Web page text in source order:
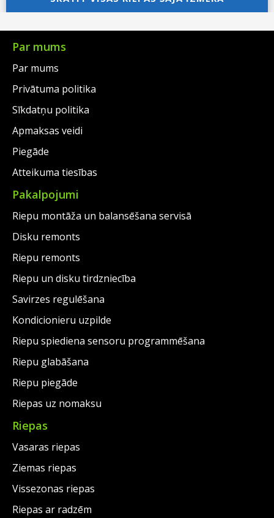
€73.00.
is:
€50.00.
Par mums
Par mums
Privātuma politika
Sīkdatņu politika
Apmaksas veidi
Piegāde
Atteikuma tiesības
Pakalpojumi
Riepu montāža un balansēšana servisā
Disku remonts
Riepu remonts
Riepu un disku tirdzniecība
Savirzes regulēšana
Kondicionieru uzpilde
Riepu spiediena sensoru programmēšana
Riepu glabāšana
Riepu piegāde
Riepas uz nomaksu
Riepas
Vasaras riepas
Ziemas riepas
Vissezonas riepas
Riepas ar radzēm